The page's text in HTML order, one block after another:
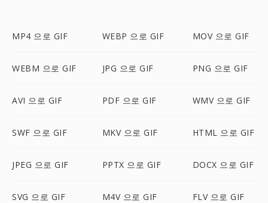
MP4 으로 GIF WEBP 으로 GIF MOV 으로 GIF
WEBM 으로 GIF JPG 으로 GIF PNG 으로 GIF
AVI 으로 GIF PDF 으로 GIF WMV 으로 GIF
SWF 으로 GIF MKV 으로 GIF HTML 으로 GIF
JPEG 으로 GIF PPTX 으로 GIF DOCX 으로 GIF
SVG 으로 GIF M4V 으로 GIF FLV 으로 GIF